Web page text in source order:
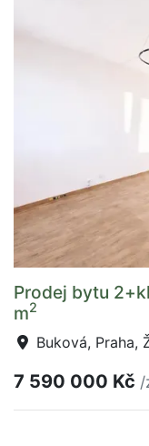
Prodej bytu
m2
Buková, Praha,
7 590 000 Kč /